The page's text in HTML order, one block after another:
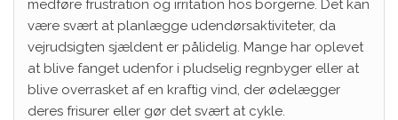
medføre frustration og irritation hos borgerne. Det kan
være svært at planlægge udendørsaktiviteter, da
vejrudsigten sjældent er pålidelig. Mange har oplevet
at blive fanget udenfor i pludselig regnbyger eller at
blive overrasket af en kraftig vind, der ødelægger
deres frisurer eller gør det svært at cykle.